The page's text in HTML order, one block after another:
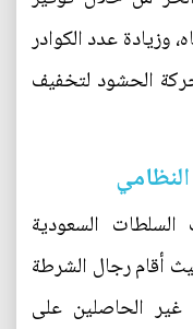
وزيادة عدد الكوادر
الحشود لتخفيف
السعودية
أقام رجال الشرطة
الحاصلين على